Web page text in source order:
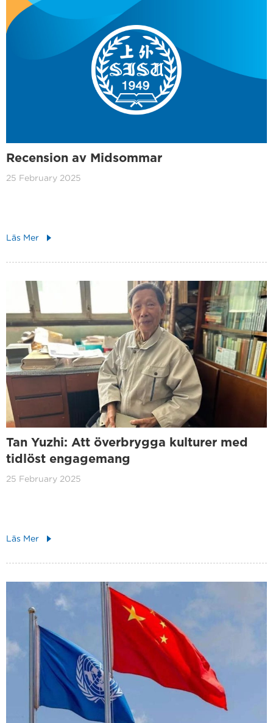
Recension av Midsommar
25 February 2025
Läs Mer
Tan Yuzhi: Att överbrygga kulturer med
tidlöst engagemang
25 February 2025
Läs Mer